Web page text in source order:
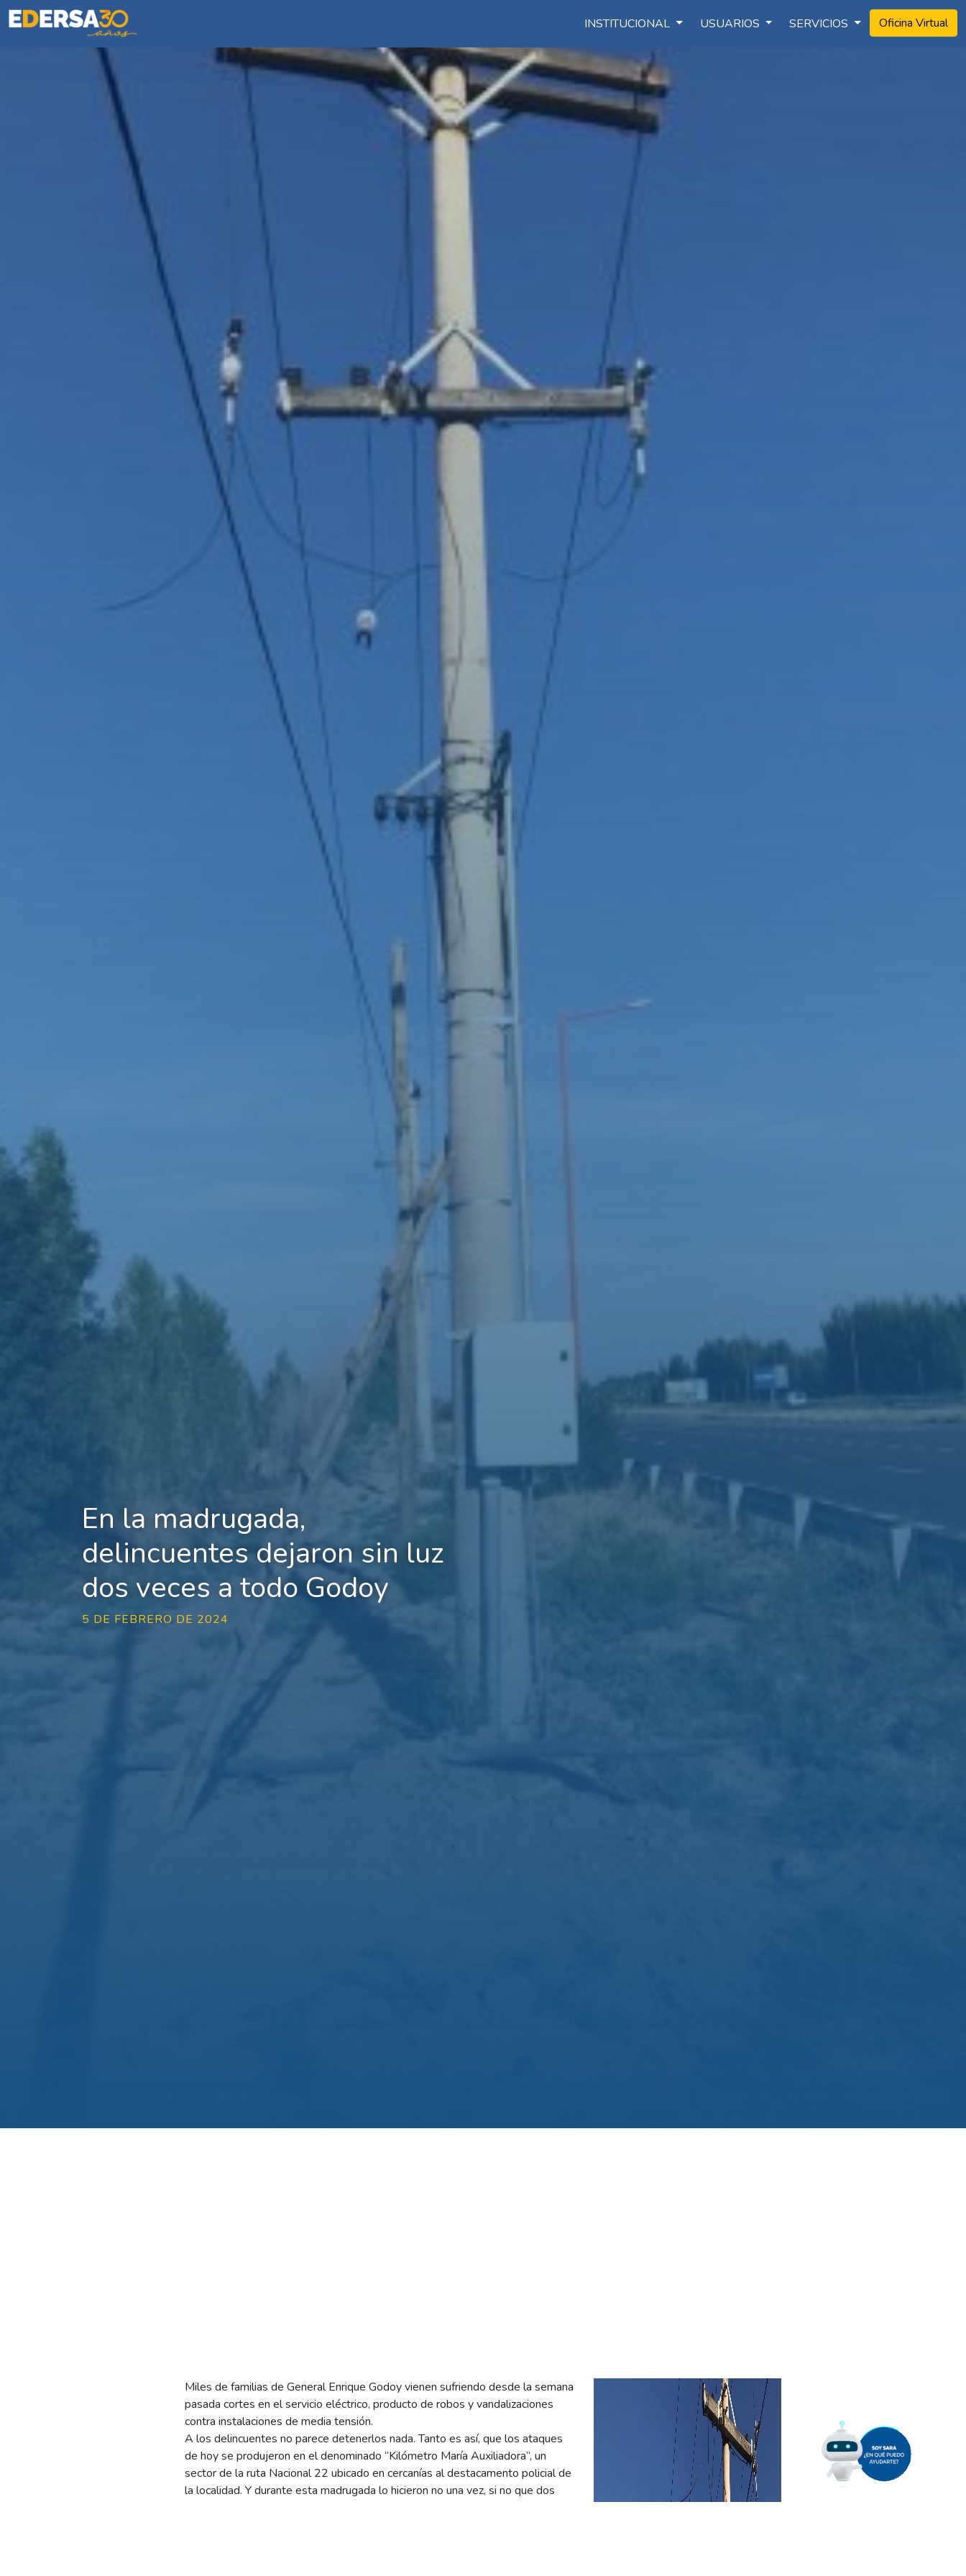
INSTITUCIONAL USUARIOS SERVICIOS Oficina Virtual
En la madrugada,
delincuentes dejaron sin luz
dos veces a todo Godoy
5 DE FEBRERO DE 2024
Miles de familias de General Enrique Godoy vienen sufriendo desde la semana
pasada cortes en el servicio eléctrico, producto de robos y vandalizaciones
contra instalaciones de media tensión.
A los delincuentes no parece detenerlos nada. Tanto es así, que los ataques
de hoy se produjeron en el denominado “Kilómetro María Auxiliadora”, un
sector de la ruta Nacional 22 ubicado en cercanías al destacamento policial de
la localidad. Y durante esta madrugada lo hicieron no una vez, si no que dos